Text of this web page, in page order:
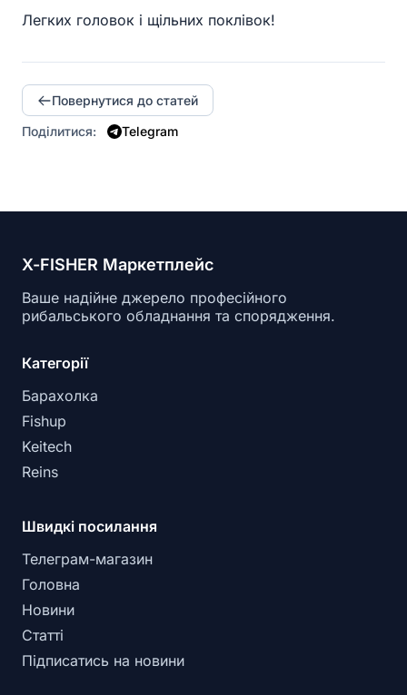
Легких головок і щільних поклівок!
Повернутися до статей
Поділитися:
Telegram
X-FISHER Маркетплейс
Ваше надійне джерело професійного
рибальського обладнання та спорядження.
Категорії
Барахолка
Fishup
Keitech
Reins
Швидкі посилання
Телеграм-магазин
Головна
Новини
Статті
Підписатись на новини